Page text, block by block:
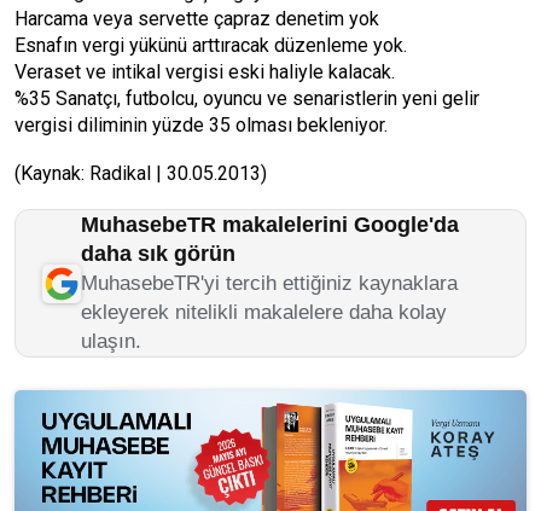
Harcama veya servette çapraz denetim yok
Esnafın vergi yükünü arttıracak düzenleme yok.
Veraset ve intikal vergisi eski haliyle kalacak.
%35 Sanatçı, futbolcu, oyuncu ve senaristlerin yeni gelir
vergisi diliminin yüzde 35 olması bekleniyor.
(Kaynak: Radikal | 30.05.2013)
MuhasebeTR makalelerini Google'da
daha sık görün
MuhasebeTR'yi tercih ettiğiniz kaynaklara
ekleyerek nitelikli makalelere daha kolay
ulaşın.